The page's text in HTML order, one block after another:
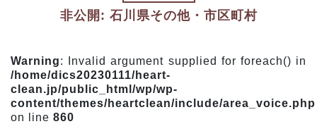
非公開: 石川県その他・市区町村
Warning: Invalid argument supplied for foreach() in
/home/dics20230111/heart-
clean.jp/public_html/wp/wp-
content/themes/heartclean/include/area_voice.php
on line 860